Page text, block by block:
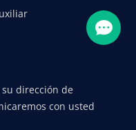
dirección de
con usted